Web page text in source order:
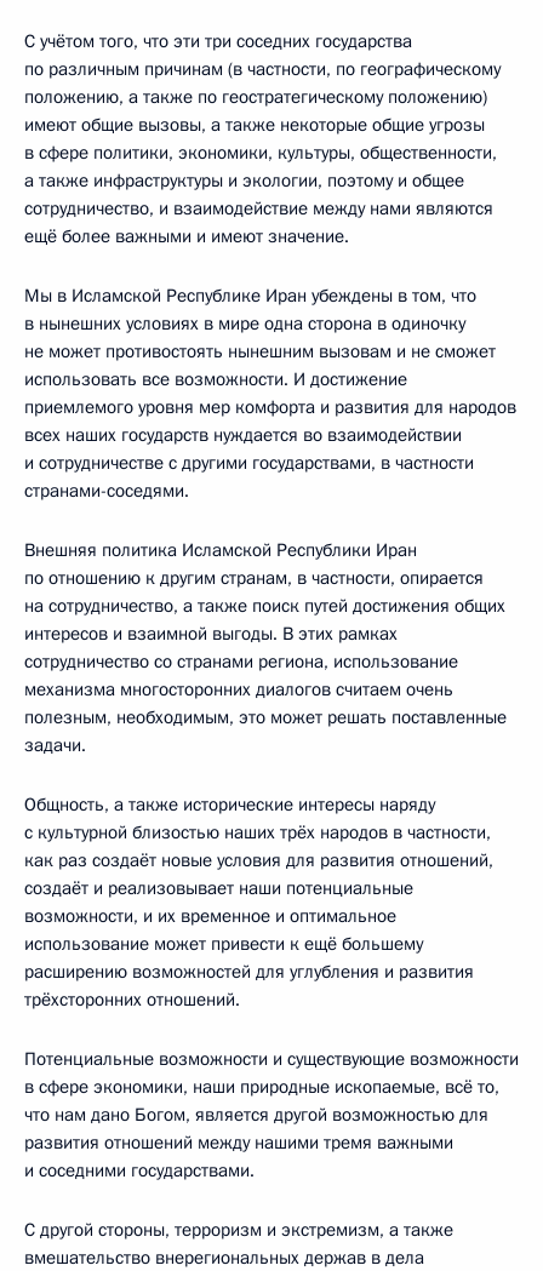
С учётом того, что эти три соседних государства
по различным причинам (в частности, по географическому
положению, а также по геостратегическому положению)
имеют общие вызовы, а также некоторые общие угрозы
в сфере политики, экономики, культуры, общественности,
а также инфраструктуры и экологии, поэтому и общее
сотрудничество, и взаимодействие между нами являются
ещё более важными и имеют значение.
Мы в Исламской Республике Иран убеждены в том, что
в нынешних условиях в мире одна сторона в одиночку
не может противостоять нынешним вызовам и не сможет
использовать все возможности. И достижение
приемлемого уровня мер комфорта и развития для народов
всех наших государств нуждается во взаимодействии
и сотрудничестве с другими государствами, в частности
странами-соседями.
Внешняя политика Исламской Республики Иран
по отношению к другим странам, в частности, опирается
на сотрудничество, а также поиск путей достижения общих
интересов и взаимной выгоды. В этих рамках
сотрудничество со странами региона, использование
механизма многосторонних диалогов считаем очень
полезным, необходимым, это может решать поставленные
задачи.
Общность, а также исторические интересы наряду
с культурной близостью наших трёх народов в частности,
как раз создаёт новые условия для развития отношений,
создаёт и реализовывает наши потенциальные
возможности, и их временное и оптимальное
использование может привести к ещё большему
расширению возможностей для углубления и развития
трёхсторонних отношений.
Потенциальные возможности и существующие возможности
в сфере экономики, наши природные ископаемые, всё то,
что нам дано Богом, является другой возможностью для
развития отношений между нашими тремя важными
и соседними государствами.
С другой стороны, терроризм и экстремизм, а также
вмешательство внерегиональных держав в дела